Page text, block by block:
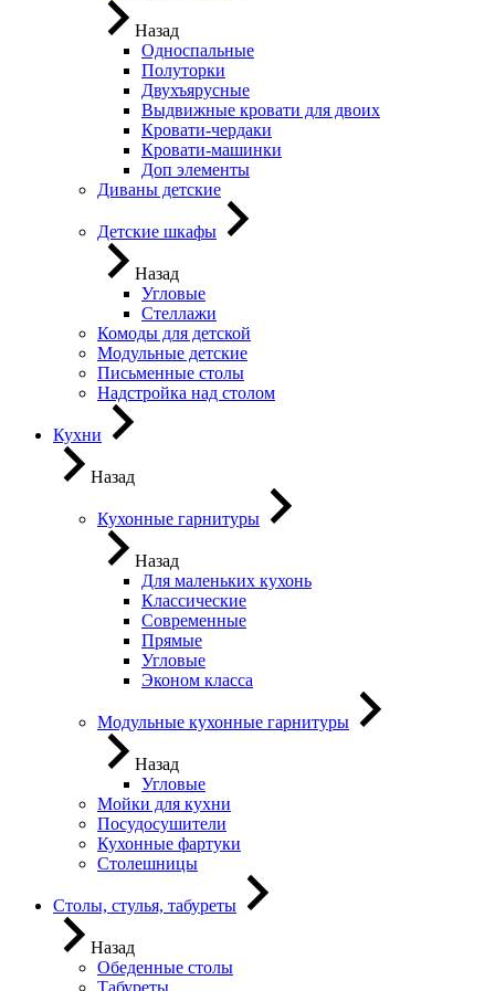
Назад
Односпальные
Полуторки
Двухъярусные
Выдвижные кровати для двоих
Кровати-чердаки
Кровати-машинки
Доп элементы
Диваны детские
Детские шкафы
Назад
Угловые
Стеллажи
Комоды для детской
Модульные детские
Письменные столы
Надстройка над столом
Кухни
Назад
Кухонные гарнитуры
Назад
Для маленьких кухонь
Классические
Современные
Прямые
Угловые
Эконом класса
Модульные кухонные гарнитуры
Назад
Угловые
Мойки для кухни
Посудосушители
Кухонные фартуки
Столешницы
Столы, стулья, табуреты
Назад
Обеденные столы
Табуреты